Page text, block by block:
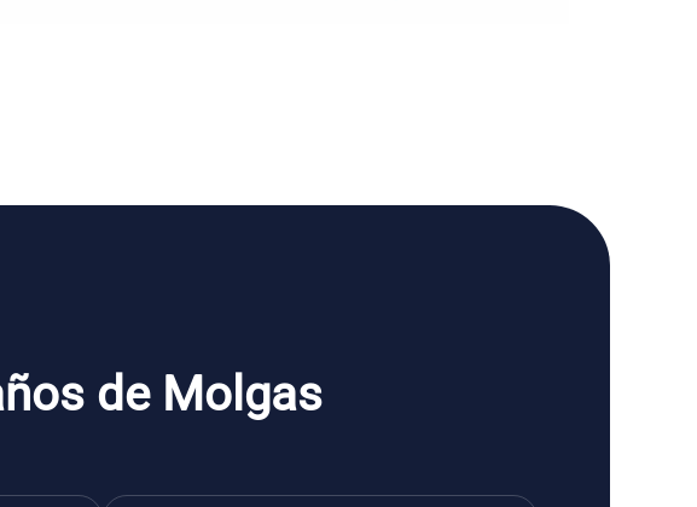
de Molgas